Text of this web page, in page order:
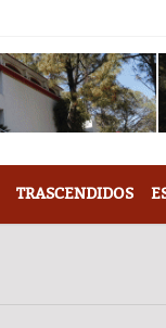
TRASCENDIDOS